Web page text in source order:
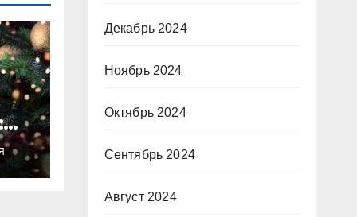
Декабрь 2024
Ноябрь 2024
Октябрь 2024
Сентябрь 2024
Август 2024